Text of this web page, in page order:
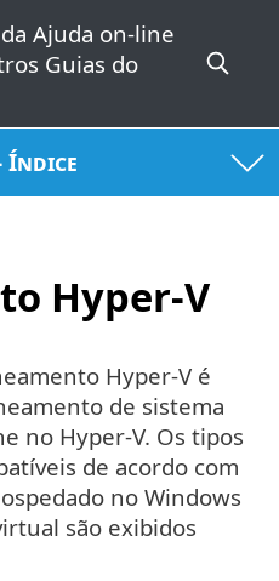
Índice
Hyper-V
Hyper-V é
de sistema
no Hyper-V. Os tipos
de acordo com
no Windows
são exibidos